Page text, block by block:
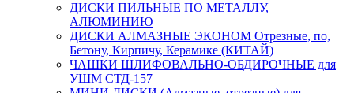
ДИСКИ ПИЛЬНЫЕ ПО МЕТАЛЛУ,
АЛЮМИНИЮ
ДИСКИ АЛМАЗНЫЕ ЭКОНОМ Отрезные, по,
Бетону, Кирпичу, Керамике (КИТАЙ)
ЧАШКИ ШЛИФОВАЛЬНО-ОБДИРОЧНЫЕ для
УШМ СТД-157